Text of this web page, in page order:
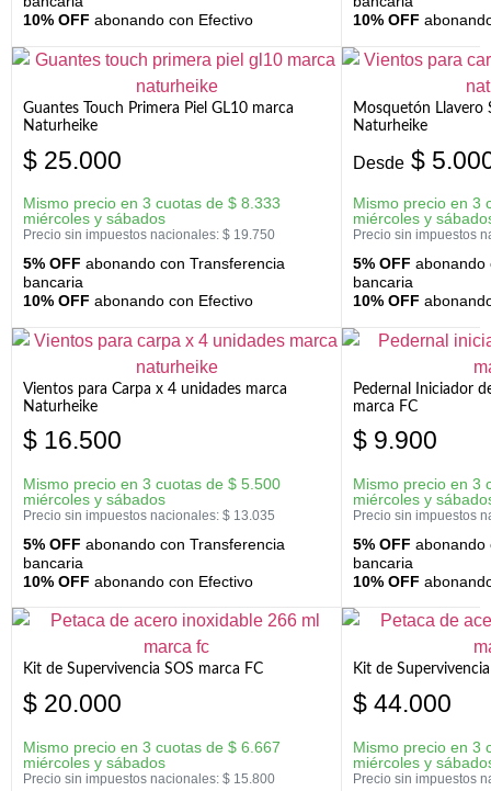
10% OFF abonando con Efectivo
10% OFF
Guantes Touch Primera Piel GL10 marca
Naturheike
$ 25.000
Mismo precio en 3 cuotas de $ 8.333
miércoles y sábados
Precio sin impuestos nacionales: $ 19.750
5% OFF abonando con Transferencia
bancaria
10% OFF abonando con Efectivo
Mosquetón Llavero
Naturheike
Desde $
Mismo precio en 3
miércoles y
Precio sin impuestos
5% OFF abonando
bancaria
10% OFF
Vientos para Carpa x 4 unidades marca
Naturheike
$ 16.500
Mismo precio en 3 cuotas de $ 5.500
miércoles y sábados
Precio sin impuestos nacionales: $ 13.035
5% OFF abonando con Transferencia
bancaria
10% OFF abonando con Efectivo
Pedernal Iniciador
marca FC
$ 9.900
Mismo precio en 3
miércoles y
Precio sin impuestos
5% OFF abonando
bancaria
10% OFF
Kit de Supervivencia SOS marca FC
$ 20.000
Mismo precio en 3 cuotas de $ 6.667
miércoles y sábados
Precio sin impuestos nacionales: $ 15.800
Kit de
$ 44.000
Mismo precio en 3
miércoles y
Precio sin impuestos